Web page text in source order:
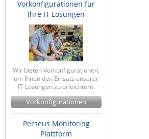
Gefen
Gude
Guntermann & Drunck
High Sec Labs
HW group
Icron
IEC Lock
Ihse
Vorkonfigurationen für
Ihre IT Lösungen
Wir bieten Vorkonfigurationen,
um Ihnen den Einsatz unserer
IT-Lösungen zu erleichtern.
Vorkonfigurationen
Perseus Monitoring
Plattform